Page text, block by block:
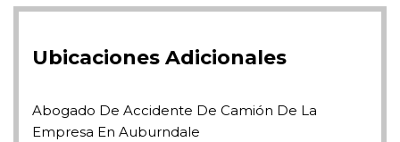
Ubicaciones Adicionales
Abogado De Accidente De Camión De La
Empresa En Auburndale